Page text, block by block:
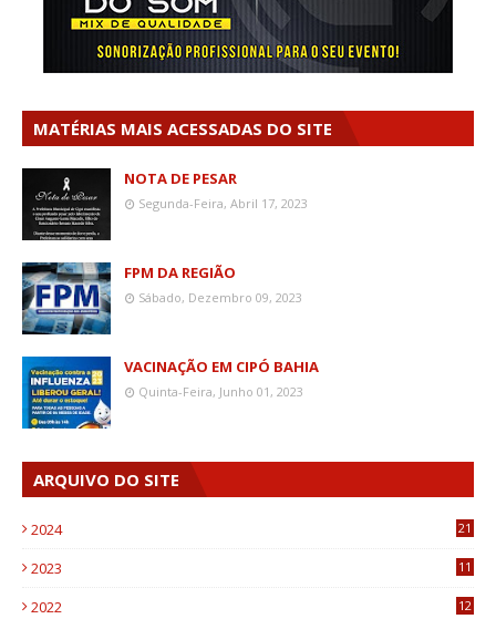
MATÉRIAS MAIS ACESSADAS DO SITE
NOTA DE PESAR
Segunda-Feira, Abril 17, 2023
FPM DA REGIÃO
Sábado, Dezembro 09, 2023
VACINAÇÃO EM CIPÓ BAHIA
Quinta-Feira, Junho 01, 2023
ARQUIVO DO SITE
2024 21
2023
11
2022
12